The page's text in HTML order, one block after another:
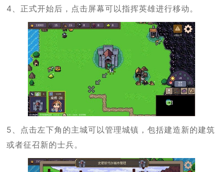
4、正式开始后，点击屏幕可以指挥英雄进行移动。
5、点击左下角的主城可以管理城镇，包括建造新的建筑
或者征召新的士兵。